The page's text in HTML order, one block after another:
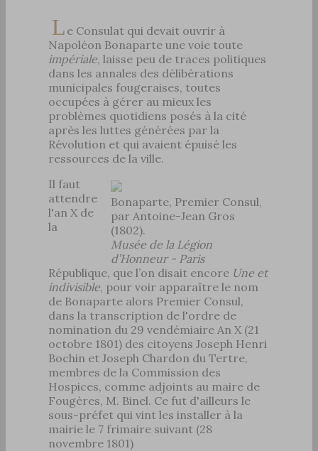
L e Consulat qui devait ouvrir à
Napoléon Bonaparte une voie toute
impériale, laisse peu de traces politiques
dans les annales des délibérations
municipales fougeraises, toutes
occupées à gérer au mieux les
problèmes quotidiens posés à la cité
après les luttes générées par la
Révolution et qui avaient épuisé les
ressources de la ville.
Bonaparte, Premier Consul,
par Antoine-Jean Gros
(1802).
Musée de la Légion
d’Honneur - Paris
Il faut
attendre
l'an X de
la
République, que l’on disait encore Une et
indivisible, pour voir apparaître le nom
de Bonaparte alors Premier Consul,
dans la transcription de l'ordre de
nomination du 29 vendémiaire An X (21
octobre 1801) des citoyens Joseph Henri
Bochin et Joseph Chardon du Tertre,
membres de la Commission des
Hospices, comme adjoints au maire de
Fougères, M. Binel. Ce fut d'ailleurs le
sous-préfet qui vint les installer à la
mairie le 7 frimaire suivant (28
novembre 1801)